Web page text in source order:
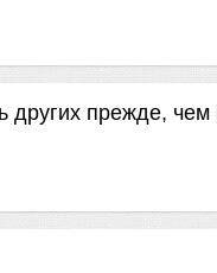
прежде, чем